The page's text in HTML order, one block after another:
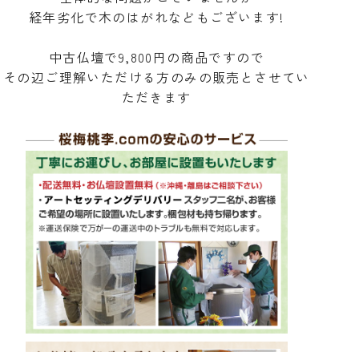
経年劣化で木のはがれなどもございます!
中古仏壇で9,800円の商品ですので
その辺ご理解いただける方のみの販売とさせてい
ただきます